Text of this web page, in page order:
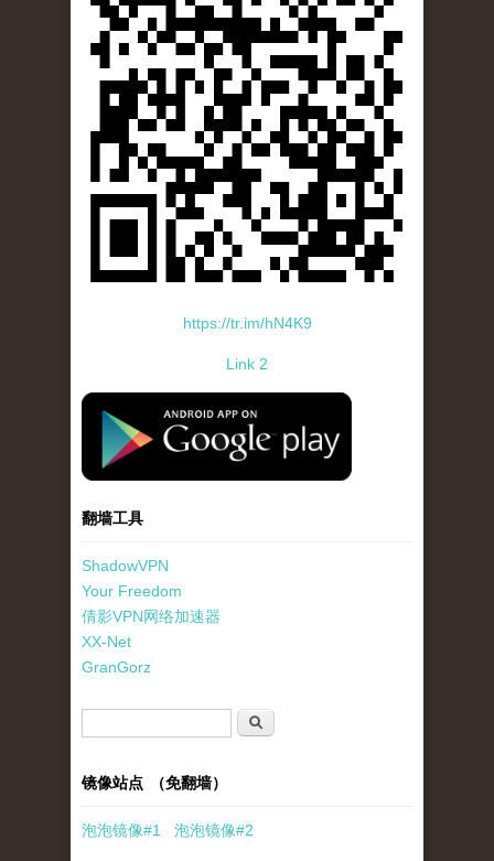
https://tr.im/hN4K9
Link 2
standard-icon-googleplay-app-store.png
翻墙工具
ShadowVPN
Your Freedom
倩影VPN网络加速器
XX-Net
GranGorz
搜索
镜像站点 （免翻墙）
泡泡镜像#1 泡泡镜像#2